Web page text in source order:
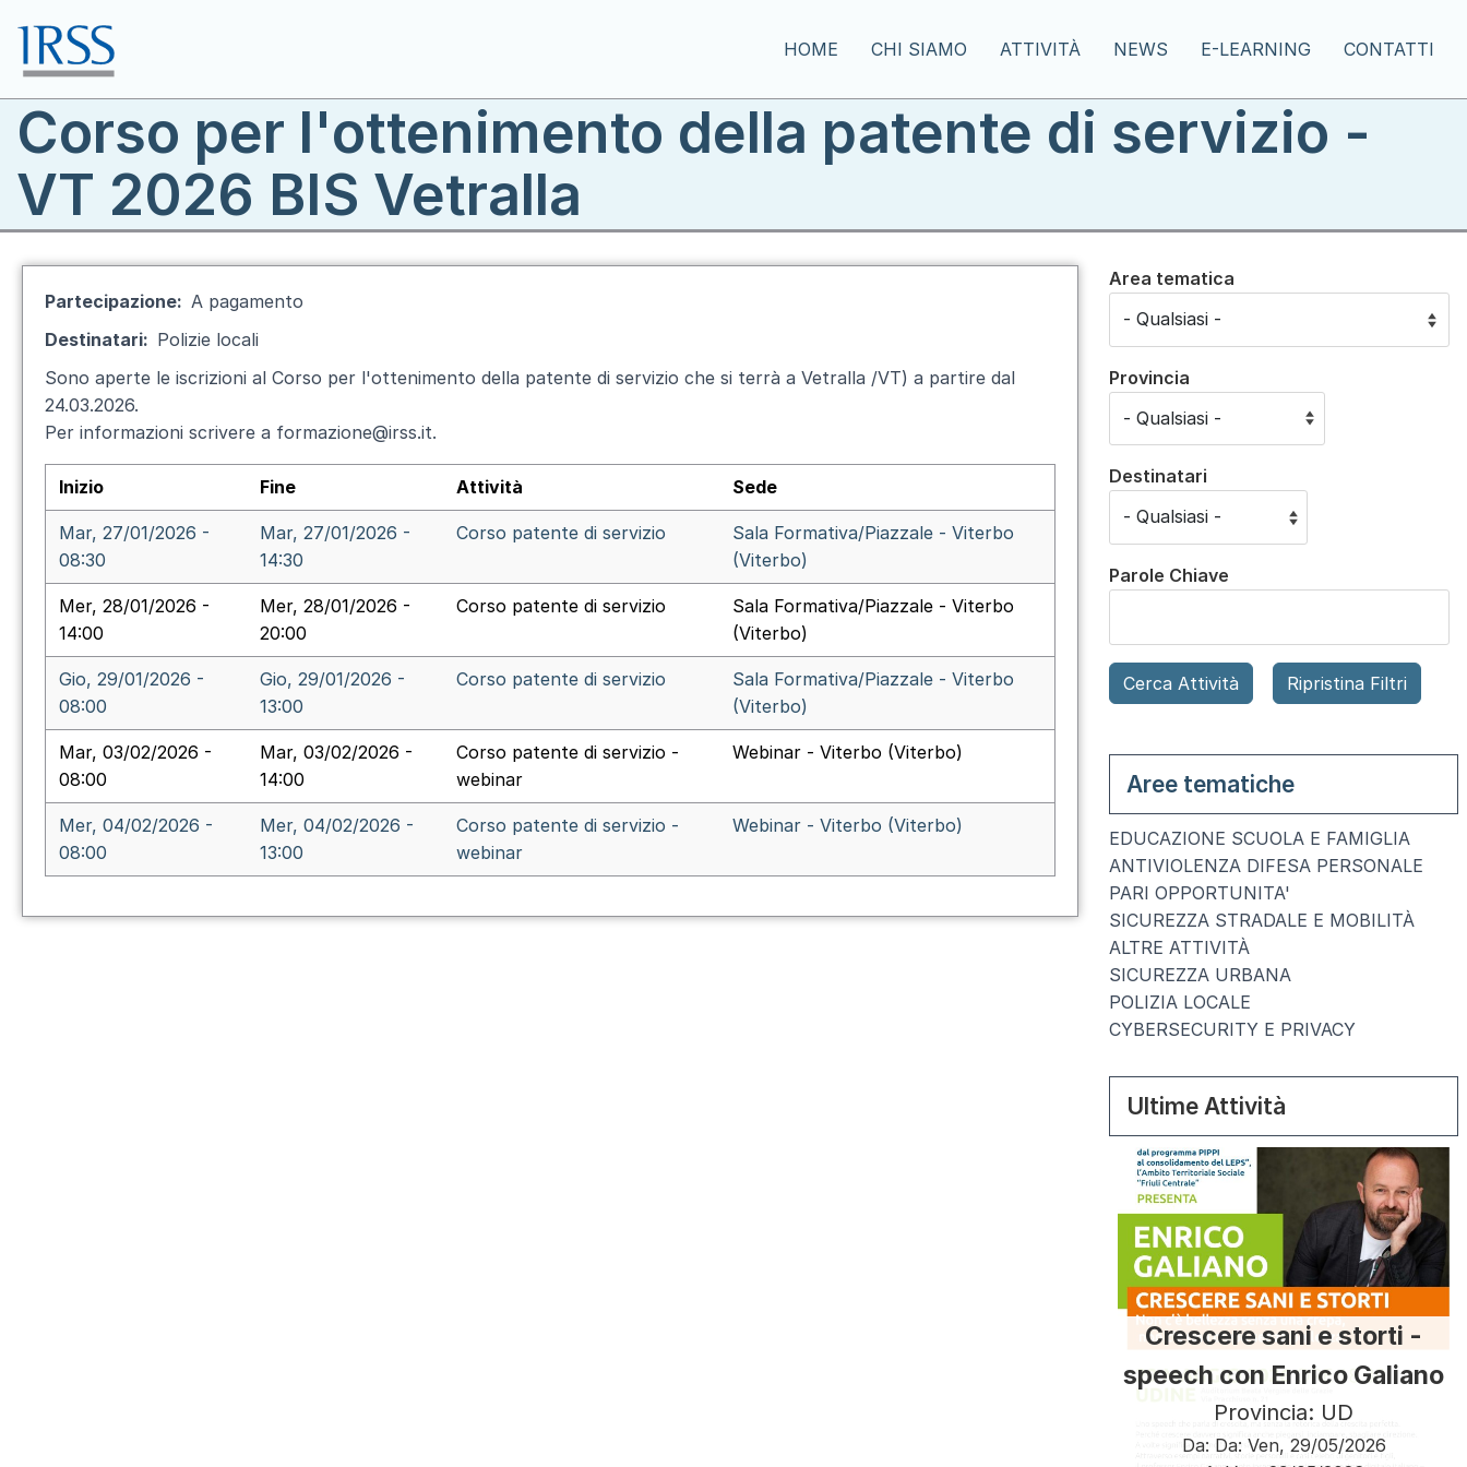
Toggle menu
HOME CHI SIAMO ATTIVITÀ NEWS E-LEARNING CONTATTI
Corso per l'ottenimento della patente di servizio -
VT 2026 BIS Vetralla
Partecipazione
A pagamento
Destinatari
Polizie locali
Sono aperte le iscrizioni al Corso per l'ottenimento della patente di servizio che si terrà a Vetralla /VT) a partire dal
24.03.2026.
Per informazioni scrivere a formazione@irss.it.
Inizio Fine Attività Sede
Mar, 27/01/2026 -
08:30
Mar, 27/01/2026 -
14:30
Corso patente di servizio
Sala Formativa/Piazzale - Viterbo
(Viterbo)
Mer, 28/01/2026 -
14:00
Mer, 28/01/2026 -
20:00
Corso patente di servizio
Sala Formativa/Piazzale - Viterbo
(Viterbo)
Gio, 29/01/2026 -
08:00
Gio, 29/01/2026 -
13:00
Corso patente di servizio
Sala Formativa/Piazzale - Viterbo
(Viterbo)
Mar, 03/02/2026 -
08:00
Mar, 03/02/2026 -
14:00
Corso patente di servizio -
webinar
Webinar - Viterbo (Viterbo)
Mer, 04/02/2026 -
08:00
Mer, 04/02/2026 -
13:00
Corso patente di servizio -
webinar
Webinar - Viterbo (Viterbo)
Area tematica
Provincia
Destinatari
Parole Chiave
Aree tematiche
EDUCAZIONE SCUOLA E FAMIGLIA
ANTIVIOLENZA DIFESA PERSONALE
PARI OPPORTUNITA'
SICUREZZA STRADALE E MOBILITÀ
ALTRE ATTIVITÀ
SICUREZZA URBANA
POLIZIA LOCALE
CYBERSECURITY E PRIVACY
Ultime Attività
Crescere sani e storti -
speech con Enrico Galiano
Provincia: UD
Da: Da: Ven, 29/05/2026